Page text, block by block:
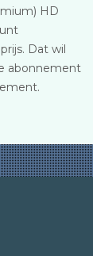
HD
Dat wil
abonnement